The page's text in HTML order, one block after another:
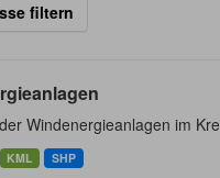
filtern
Windenergieanlagen im
KML SHP